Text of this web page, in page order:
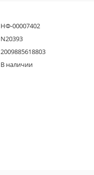
НФ-00007402
N20393
2009885618803
В наличии